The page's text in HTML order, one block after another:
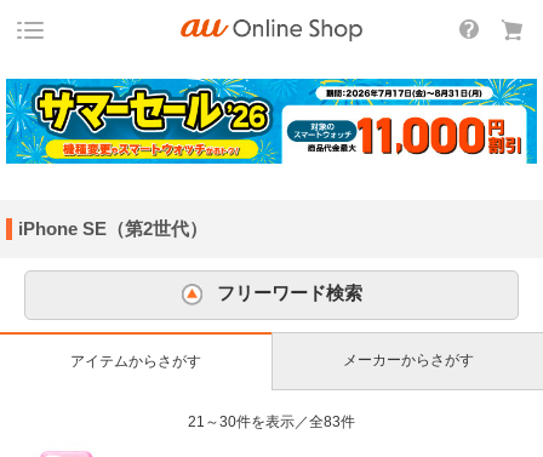
iPhone SE（第2世代）
フリーワード検索
アイテムからさがす メーカーからさがす
21～30件を表示／全83件